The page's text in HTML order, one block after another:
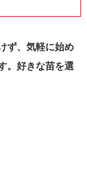
ず、気軽に始め
。好きな苗を選